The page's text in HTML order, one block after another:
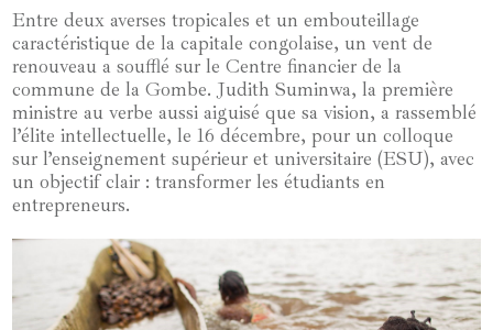
Entre deux averses tropicales et un embouteillage
caractéristique de la capitale congolaise, un vent de
renouveau a soufflé sur le Centre financier de la
commune de la Gombe. Judith Suminwa, la première
ministre au verbe aussi aiguisé que sa vision, a rassemblé
l’élite intellectuelle, le 16 décembre, pour un colloque
sur l’enseignement supérieur et universitaire (ESU), avec
un objectif clair : transformer les étudiants en
entrepreneurs.